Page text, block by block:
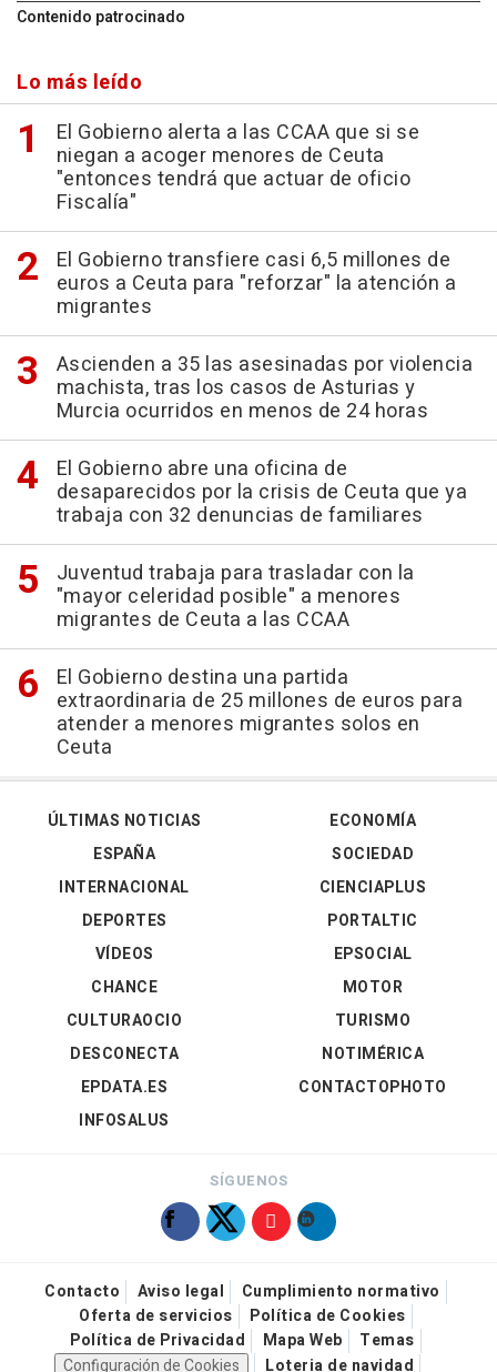
Contenido patrocinado
Lo más leído
El Gobierno alerta a las CCAA que si se
niegan a acoger menores de Ceuta
"entonces tendrá que actuar de oficio
Fiscalía"
El Gobierno transfiere casi 6,5 millones de
euros a Ceuta para "reforzar" la atención a
migrantes
Ascienden a 35 las asesinadas por violencia
machista, tras los casos de Asturias y
Murcia ocurridos en menos de 24 horas
El Gobierno abre una oficina de
desaparecidos por la crisis de Ceuta que ya
trabaja con 32 denuncias de familiares
Juventud trabaja para trasladar con la
"mayor celeridad posible" a menores
migrantes de Ceuta a las CCAA
El Gobierno destina una partida
extraordinaria de 25 millones de euros para
atender a menores migrantes solos en
Ceuta
ÚLTIMAS NOTICIAS
ESPAÑA
INTERNACIONAL
DEPORTES
VÍDEOS
ECONOMÍA
SOCIEDAD
CIENCIAPLUS
PORTALTIC
EPSOCIAL
CHANCE
CULTURAOCIO
DESCONECTA
EPDATA.ES
INFOSALUS
MOTOR
TURISMO
NOTIMÉRICA
CONTACTOPHOTO
SÍGUENOS
Contacto Aviso legal
Cumplimiento normativo
Oferta de servicios
Política de Cookies
Política de Privacidad
Mapa Web
Temas
Configuración de Cookies
Loteria de navidad